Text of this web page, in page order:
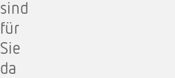
sind
für
Sie
da